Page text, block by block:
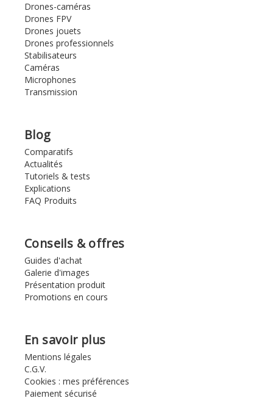
Drones-caméras
Drones FPV
Drones jouets
Drones professionnels
Stabilisateurs
Caméras
Microphones
Transmission
Blog
Comparatifs
Actualités
Tutoriels & tests
Explications
FAQ Produits
Conseils & offres
Guides d'achat
Galerie d'images
Présentation produit
Promotions en cours
En savoir plus
Mentions légales
C.G.V.
Cookies : mes préférences
Paiement sécurisé